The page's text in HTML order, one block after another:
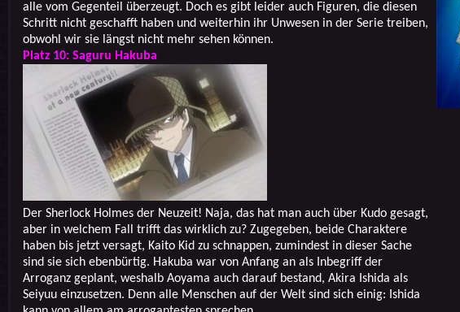
alle vom Gegenteil überzeugt. Doch es gibt leider auch Figuren, die diesen
Schritt nicht geschafft haben und weiterhin ihr Unwesen in der Serie treiben,
obwohl wir sie längst nicht mehr sehen können.
Platz 10: Saguru Hakuba
Der Sherlock Holmes der Neuzeit! Naja, das hat man auch über Kudo gesagt,
aber in welchem Fall trifft das wirklich zu? Zugegeben, beide Charaktere
haben bis jetzt versagt, Kaito Kid zu schnappen, zumindest in dieser Sache
sind sie sich ebenbürtig. Hakuba war von Anfang an als Inbegriff der
Arroganz geplant, weshalb Aoyama auch darauf bestand, Akira Ishida als
Seiyuu einzusetzen. Denn alle Menschen auf der Welt sind sich einig: Ishida